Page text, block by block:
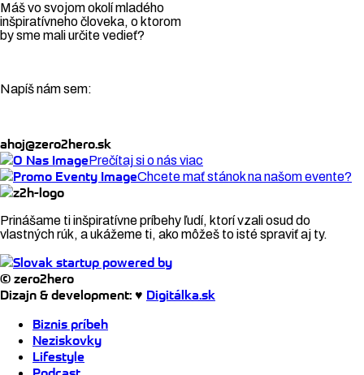
Máš vo svojom okolí mladého
inšpiratívneho človeka, o ktorom
by sme mali určite vedieť?
Napíš nám sem:
ahoj@zero2hero.sk
Prečítaj si o nás viac
Chcete mať stánok na našom evente?
Prinášame ti inšpiratívne príbehy ľudí, ktorí vzali osud do
vlastných rúk, a ukážeme ti, ako môžeš to isté spraviť aj ty.
© zero2hero
Dizajn & development: ♥ Digitálka.sk
Biznis príbeh
Neziskovky
Lifestyle